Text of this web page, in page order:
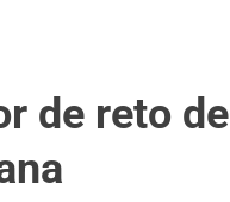
de reto de